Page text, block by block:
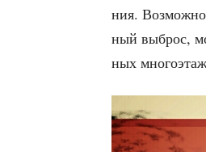
ния.
ный выброс,
ных